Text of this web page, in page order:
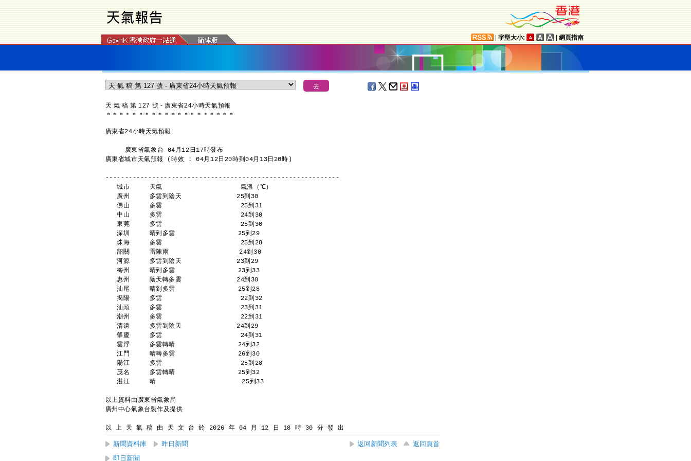
字型大小: 網頁指南
天 氣 稿 第 127 號 - 廣東省24小時天氣預報
＊ ＊ ＊ ＊ ＊ ＊ ＊ ＊ ＊ ＊ ＊ ＊ ＊ ＊ ＊ ＊ ＊ ＊ ＊ ＊
廣東省24小時天氣預報
     廣東省氣象台 04月12日17時發布
廣東省城市天氣預報 (時效 : 04月12日20時到04月13日20時)
------------------------------------------------------------
   城市     天氣                    氣溫（℃）
   廣州     多雲到陰天              25到30
   佛山     多雲                    25到31
   中山     多雲                    24到30
   東莞     多雲                    25到30
   深圳     晴到多雲                25到29
   珠海     多雲                    25到28
   韶關     雷陣雨                  24到30
   河源     多雲到陰天              23到29
   梅州     晴到多雲                23到33
   惠州     陰天轉多雲              24到30
   汕尾     晴到多雲                25到28
   揭陽     多雲                    22到32
   汕頭     多雲                    23到31
   潮州     多雲                    22到31
   清遠     多雲到陰天              24到29
   肇慶     多雲                    24到31
   雲浮     多雲轉晴                24到32
   江門     晴轉多雲                26到30
   陽江     多雲                    25到28
   茂名     多雲轉晴                25到32
   湛江     晴                      25到33
以上資料由廣東省氣象局
廣州中心氣象台製作及提供
以 上 天 氣 稿 由 天 文 台 於 2026 年 04 月 12 日 18 時 30 分 發 出
新聞資料庫 昨日新聞 返回新聞列表
返回頁首
即日新聞